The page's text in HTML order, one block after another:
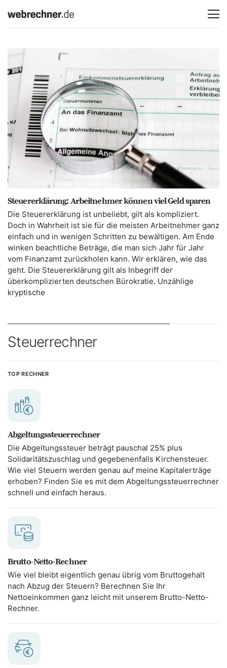
Steuererklärung: Arbeitnehmer können viel Geld sparen
Die Steuererklärung ist unbeliebt, gilt als kompliziert.
Doch in Wahrheit ist sie für die meisten Arbeitnehmer ganz
einfach und in wenigen Schritten zu bewältigen. Am Ende
winken beachtliche Beträge, die man sich Jahr für Jahr
vom Finanzamt zurückholen kann. Wir erklären, wie das
geht. Die Steuererklärung gilt als Inbegriff der
überkomplizierten deutschen Bürokratie. Unzählige
kryptische
Steuerrechner
TOP RECHNER
Abgeltungs­steuerrechner
Die Abgeltungssteuer beträgt pauschal 25% plus
Solidaritätszuschlag und gegebenenfalls Kirchensteuer.
Wie viel Steuern werden genau auf meine Kapitalerträge
erhoben? Finden Sie es mit dem Abgeltungssteuerrechner
schnell und einfach heraus.
Brutto-Netto-Rechner
Wie viel bleibt eigentlich genau übrig vom Bruttogehalt
nach Abzug der Steuern? Berechnen Sie Ihr
Nettoeinkommen ganz leicht mit unserem Brutto-Netto-
Rechner.